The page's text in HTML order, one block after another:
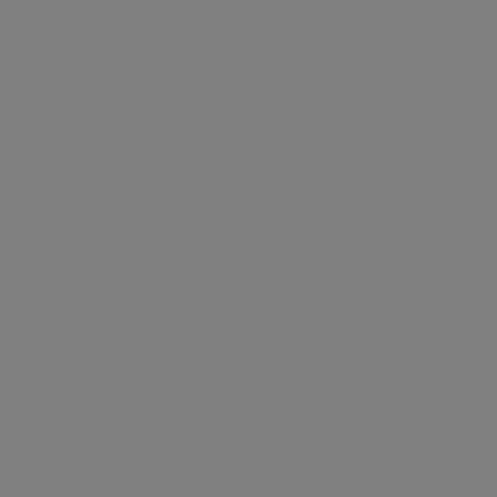
köszönhetően pedig egyszerűen megtalálhatja az igényeinek
kisebb méretű, különböző alakú, anyagú és felszereltségű